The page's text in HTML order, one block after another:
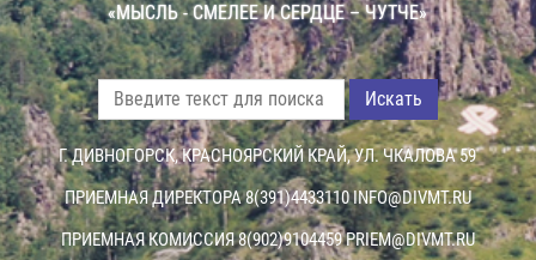
«МЫСЛЬ - СМЕЛЕЕ И СЕРДЦЕ – ЧУТЧЕ»
Искать
Г. ДИВНОГОРСК, КРАСНОЯРСКИЙ КРАЙ, УЛ. ЧКАЛОВА 59
ПРИЕМНАЯ ДИРЕКТОРА 8(391)4433110INFO@DIVMT.RU
ПРИЕМНАЯ КОМИССИЯ 8(902)9104459PRIEM@DIVMT.RU